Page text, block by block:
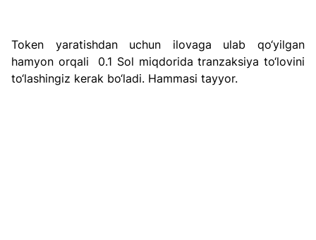
Token yaratishdan uchun ilovaga ulab qo‘yilgan
hamyon orqali  0.1 Sol miqdorida tranzaksiya to‘lovini
to‘lashingiz kerak bo‘ladi. Hammasi tayyor.